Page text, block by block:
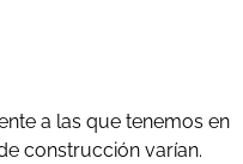
a las que tenemos en
construcción varían.